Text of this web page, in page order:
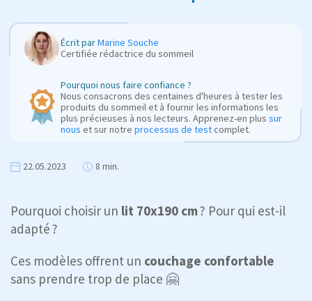
Écrit parMarine Souche
Certifiée rédactrice du sommeil
Pourquoi nous faire confiance ?
Nous consacrons des centaines d'heures à tester les
produits du sommeil et à fournir les informations les
plus précieuses à nos lecteurs. Apprenez-en plus sur
nous et sur notre processus de testcomplet.
22.05.2023 8 min.
Pourquoi choisir un lit 70x190 cm? Pour qui est-il
adapté ?
Ces modèles offrent un couchage confortable
sans prendre trop de place 🤗